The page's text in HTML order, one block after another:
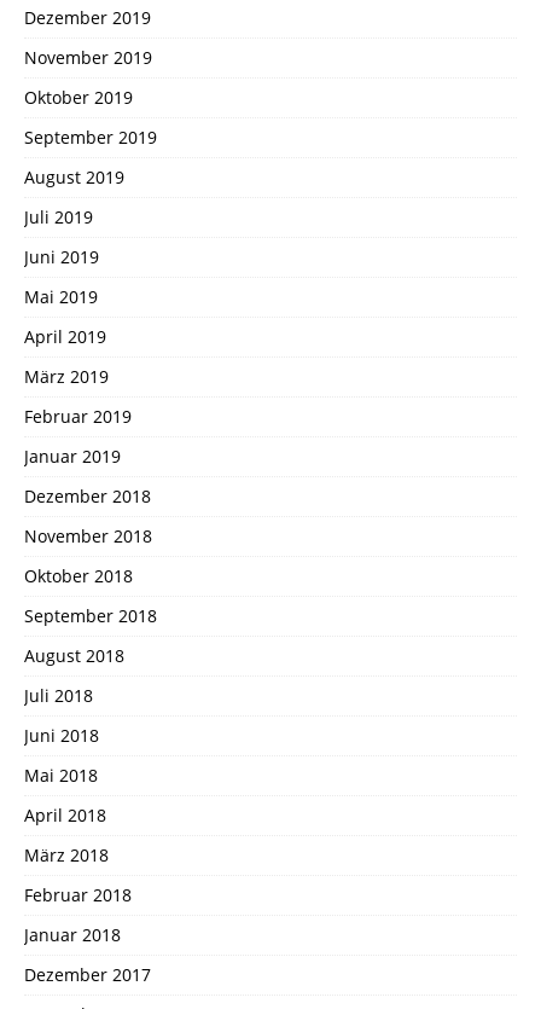
Dezember 2019
November 2019
Oktober 2019
September 2019
August 2019
Juli 2019
Juni 2019
Mai 2019
April 2019
März 2019
Februar 2019
Januar 2019
Dezember 2018
November 2018
Oktober 2018
September 2018
August 2018
Juli 2018
Juni 2018
Mai 2018
April 2018
März 2018
Februar 2018
Januar 2018
Dezember 2017